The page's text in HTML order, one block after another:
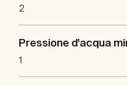
2
Pressione d'acqua
1